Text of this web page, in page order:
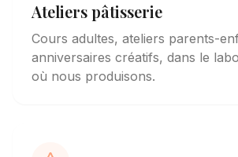
Ateliers pâtisserie
Cours adultes, ateliers parents-
anniversaires créatifs, dans le
où nous produisons.